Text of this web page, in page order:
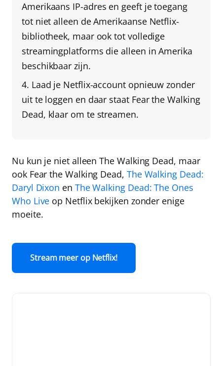
Amerikaans IP-adres en geeft je toegang
tot niet alleen de Amerikaanse Netflix-
bibliotheek, maar ook tot volledige
streamingplatforms die alleen in Amerika
beschikbaar zijn.
Laad je Netflix-account opnieuw zonder
uit te loggen en daar staat Fear the Walking
Dead, klaar om te streamen.
Nu kun je niet alleen The Walking Dead, maar
ook Fear the Walking Dead, The Walking Dead:
Daryl Dixon en The Walking Dead: The Ones
Who Live op Netflix bekijken zonder enige
moeite.
Stream meer op Netflix!